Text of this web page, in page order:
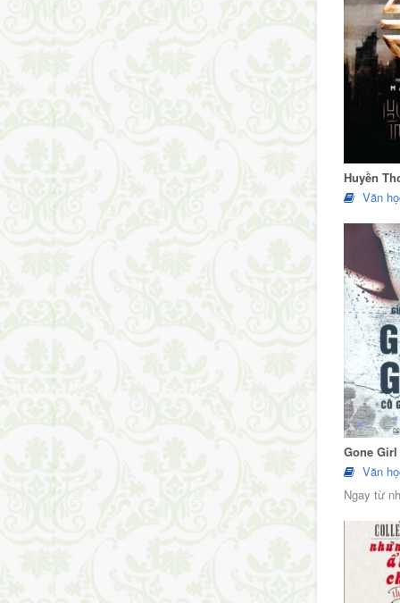
Huyền
Văn
Gone
Văn
Ngay từ